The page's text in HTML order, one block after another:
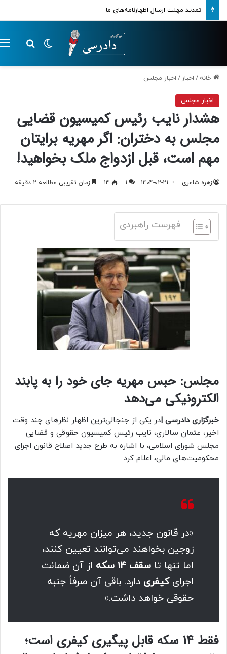
تمدید مهلت ارسال اظهارنامه‌های مالیاتی تا پایان تابستان 1405
تغییر پوسته
خانه / اخبار / اخبار مجلس
اخبار مجلس
هشدار نایب رئیس کمیسیون قضایی
مجلس به دختران: اگر مهریه برایتان
مهم است، قبل ازدواج ملک بخواهید!
زهره شاعری 1404-02-21
1
13 زمان تقریبی مطالعه 2 دقیقه
فهرست راهبردی
مجلس: حبس مهریه جای خود را به پابند
الکترونیکی می‌دهد
خبرگزاری دادرسی |در یکی از جنجالی‌ترین اظهار نظرهای چند وقت
اخیر، عثمان سالاری، نایب رئیس کمیسیون حقوقی و قضایی
مجلس شورای اسلامی، با اشاره به طرح جدید اصلاح قانون اجرای
محکومیت‌های مالی، اعلام کرد:
«در قانون جدید، هر میزان مهریه که
زوجین بخواهند می‌توانند تعیین کنند،
اما تنها تا سقف ۱۴ سکه
از آن ضمانت
اجرایکیفری دارد. باقی آن صرفاً جنبه
حقوقی خواهد داشت.»
فقط 14 سکه قابل پیگیری کیفری است؛